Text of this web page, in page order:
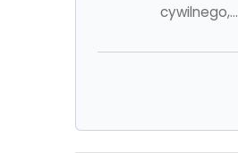
cywilnego,...